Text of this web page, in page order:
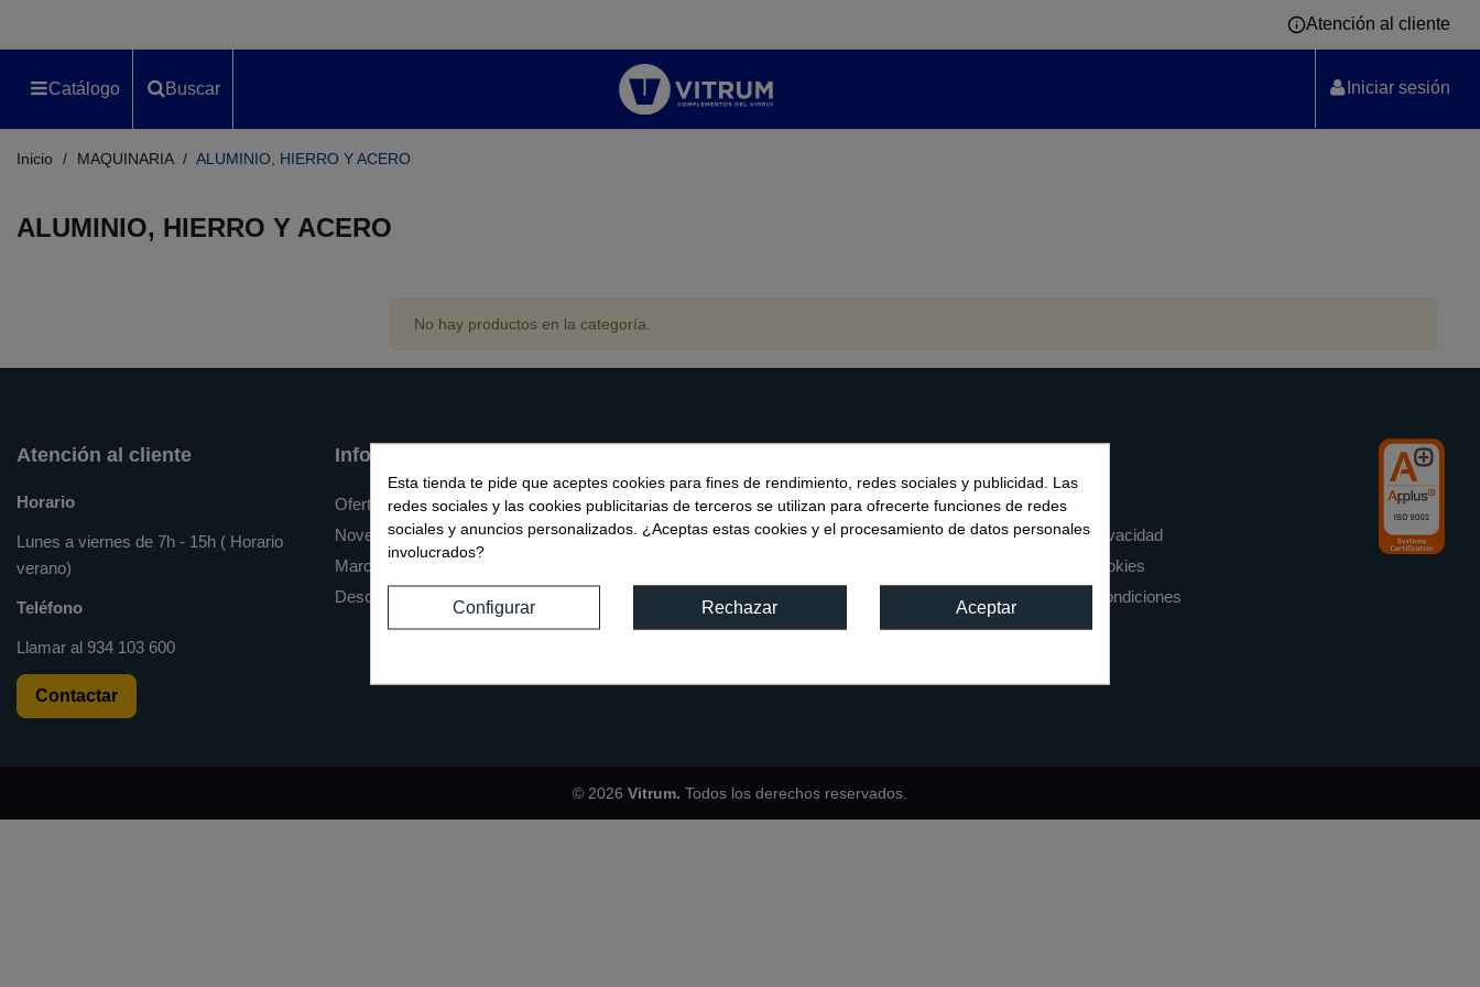
Atención al cliente
Catálogo Buscar Iniciar sesión
Inicio / MAQUINARIA / ALUMINIO, HIERRO Y ACERO
ALUMINIO, HIERRO Y ACERO
No hay productos en la categoría.
Atención al cliente
Horario
Lunes a viernes de 7h - 15h ( Horario
verano)
Teléfono
Llamar al 934 103 600
Contactar
Información
Ofertas
Novedades
Marcas
Descargas
Mi cuenta
Seguimiento de envío
Mis favoritos
Aviso legal
Política de privacidad
Política de cookies
Términos y condiciones
© 2026 Vitrum. Todos los derechos reservados.
Esta tienda te pide que aceptes cookies para fines de rendimiento, redes sociales y publicidad. Las
redes sociales y las cookies publicitarias de terceros se utilizan para ofrecerte funciones de redes
sociales y anuncios personalizados. ¿Aceptas estas cookies y el procesamiento de datos personales
involucrados?
Configurar Rechazar Aceptar